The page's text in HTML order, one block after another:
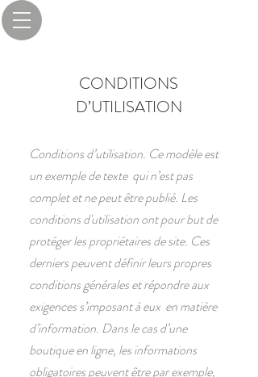
CONDITIONS
D’UTILISATION
Conditions d’utilisation. Ce modèle est
un exemple de texte qui n’est pas
complet et ne peut être publié. Les
conditions d'utilisation ont pour but de
protéger les propriétaires de site. Ces
derniers peuvent définir leurs propres
conditions générales et répondre aux
exigences s’imposant à eux en matière
d’information. Dans le cas d’une
boutique en ligne, les informations
obligatoires peuvent être par exemple,